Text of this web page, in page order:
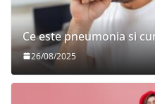
Ce este pneumonia si
26/08/2025